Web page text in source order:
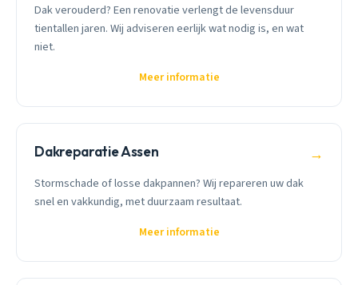
Dak verouderd? Een renovatie verlengt de levensduur
tientallen jaren. Wij adviseren eerlijk wat nodig is, en wat
niet.
Meer informatie
Dakreparatie Assen →
Stormschade of losse dakpannen? Wij repareren uw dak
snel en vakkundig, met duurzaam resultaat.
Meer informatie